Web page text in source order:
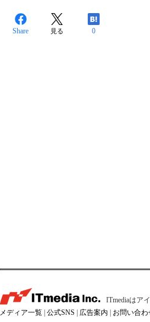
Share 見る 0
ITmediaはア
メディア一覧 公式SNS 広告案内 お問い合わ